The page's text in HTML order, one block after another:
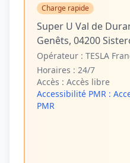
Charge rapide
Super U Val de
Genêts, 04200
Opérateur : TESLA
Horaires : 24/7
Accès : Accès libre
Accessibilité PMR :
PMR